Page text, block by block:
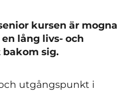
kursen är mogna
lång livs- och
sig.
utgångspunkt i